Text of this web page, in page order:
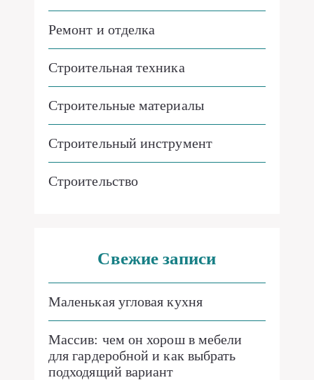
Ремонт и отделка
Строительная техника
Строительные материалы
Строительный инструмент
Строительство
Свежие записи
Маленькая угловая кухня
Массив: чем он хорош в мебели
для гардеробной и как выбрать
подходящий вариант